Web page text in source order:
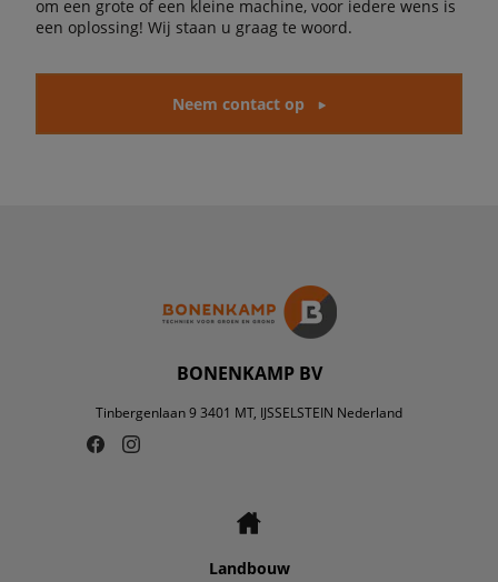
om een grote of een kleine machine, voor iedere wens is
een oplossing! Wij staan u graag te woord.
Neem contact op
BONENKAMP BV
Tinbergenlaan 9 3401 MT, IJSSELSTEIN Nederland
Landbouw